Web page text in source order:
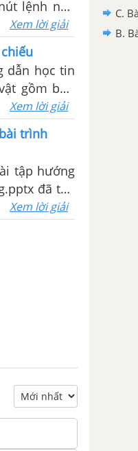
lệnh nào
Xem lời giải
gồm bốn
Xem lời giải
trình
tập hướng
đã tạo
Xem lời giải